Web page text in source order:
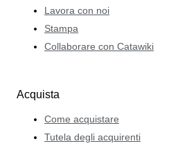
Lavora con noi
Stampa
Collaborare con Catawiki
Acquista
Come acquistare
Tutela degli acquirenti